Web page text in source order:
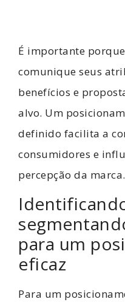
É importante
comunique seus
benefícios e
alvo. Um
definido facilita a
consumidores e
percepção da marca.
para um
eficaz
Para um